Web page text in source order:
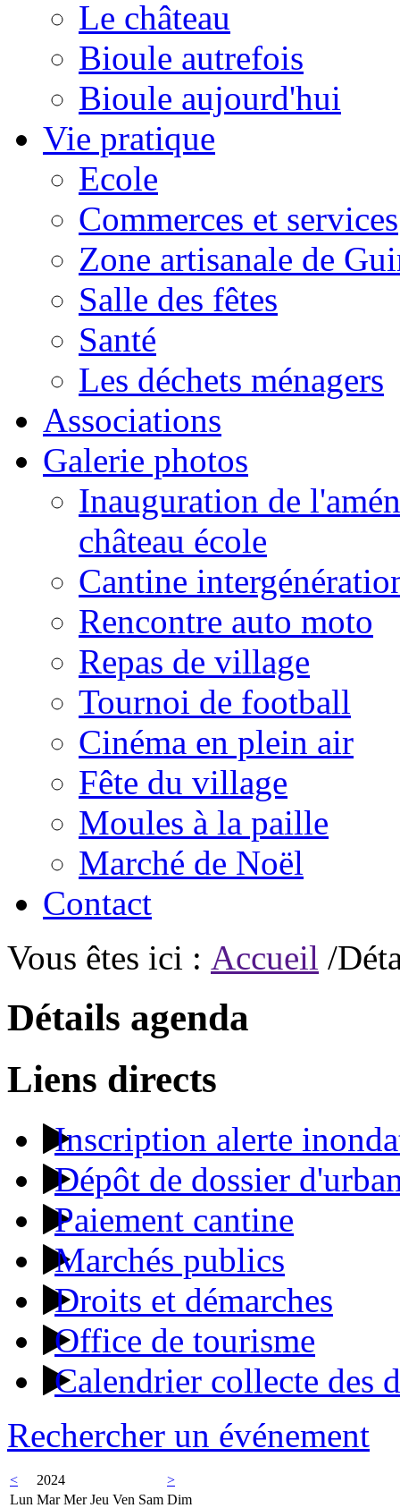
Le château
Bioule autrefois
Bioule aujourd'hui
Vie pratique
Ecole
Commerces et services
Zone artisanale de
Salle des fêtes
Santé
Les déchets ménagers
Associations
Galerie photos
Inauguration de
château école
Cantine
Rencontre auto moto
Repas de village
Tournoi de football
Cinéma en plein air
Fête du village
Moules à la paille
Marché de Noël
Contact
Vous êtes ici : Accueil /
Détails agenda
Liens directs
Inscription alerte
Dépôt de dossier
Paiement cantine
Marchés publics
Droits et démarches
Office de tourisme
Calendrier collecte des
Rechercher un événement
< 2024
>
Lun Mar Mer Jeu Ven Sam Dim